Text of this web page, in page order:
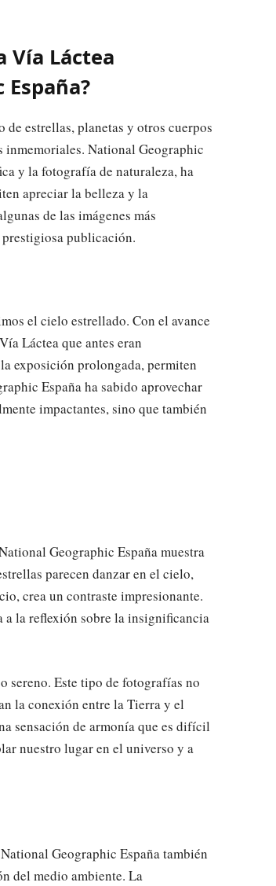
Vía Láctea
estrellas, planetas y otros cuerpos
inmemoriales. National Geographic
y la fotografía de naturaleza, ha
apreciar la belleza y la
de las imágenes más
prestigiosa publicación.
el cielo estrellado. Con el avance
Láctea que antes eran
exposición prolongada, permiten
España ha sabido aprovechar
impactantes, sino que también
Geographic España muestra
parecen danzar en el cielo,
crea un contraste impresionante.
a la reflexión sobre la insignificancia
sereno. Este tipo de fotografías no
la conexión entre la Tierra y el
sensación de armonía que es difícil
nuestro lugar en el universo y a
Geographic España también
del medio ambiente. La